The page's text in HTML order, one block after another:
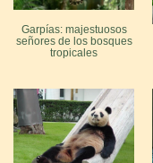
Garpías: majestuosos
señores de los bosques
tropicales